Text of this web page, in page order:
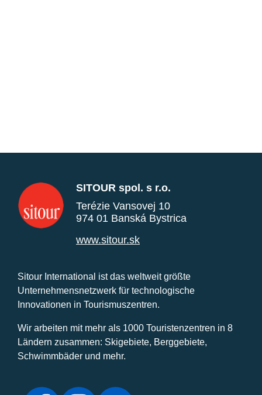
SITOUR spol. s r.o.
Terézie Vansovej 10
974 01 Banská Bystrica
www.sitour.sk
Sitour International ist das weltweit größte
Unternehmensnetzwerk für technologische
Innovationen in Tourismuszentren.
Wir arbeiten mit mehr als 1000 Touristenzentren in 8
Ländern zusammen: Skigebiete, Berggebiete,
Schwimmbäder und mehr.